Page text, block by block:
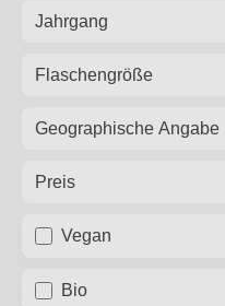
Jahrgang
Flaschengröße
Geographische Angabe
Preis
Vegan
Bio